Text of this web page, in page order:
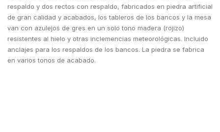
respaldo y dos rectos con respaldo, fabricados en piedra artificial
de gran calidad y acabados, los tableros de los bancos y la mesa
van con azulejos de gres en un solo tono madera (rojizo)
resistentes al hielo y otras inclemencias meteorológicas. Incluido
anclajes para los respaldos de los bancos. La piedra se fabrica
en varios tonos de acabado.